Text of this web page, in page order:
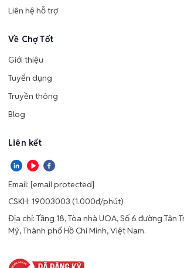
Liên hệ hỗ trợ
Về Chợ Tốt
Giới thiệu
Tuyển dụng
Truyền thông
Blog
Liên kết
Email: [email protected]
CSKH: 19003003 (1.000đ/phút)
Địa chỉ: Tầng 18, Tòa nhà UOA, Số 6 đường Tân
Mỹ, Thành phố Hồ Chí Minh, Việt Nam.